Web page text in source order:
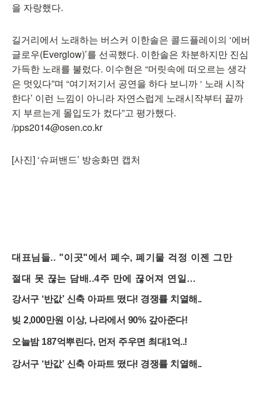
을 자랑했다.
길거리에서 노래하는 버스커 이한솔은 콜드플레이의 ‘에버
글로우(Everglow)’를 선곡했다. 이한솔은 차분하지만 진심
가득한 노래를 불렀다. 이수현은 “머릿속에 떠오르는 생각
은 멋있다”며 “여기저기서 공연을 하다 보니까 ‘ 노래 시작
한다’ 이런 느낌이 아니라 자연스럽게 노래시작부터 끝까
지 부르는게 몰입도가 컸다”고 평가했다.
/pps2014@osen.co.kr
[사진] ‘슈퍼밴드’ 방송화면 캡처